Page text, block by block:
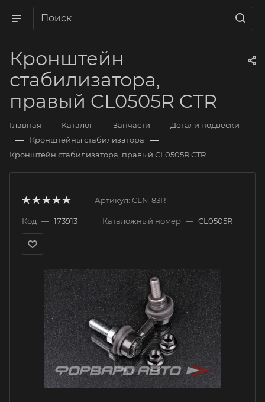
Кронштейн
стабилизатора,
правый CL0505R CTR
Главная — Каталог — Запчасти — Детали подвески
— Кронштейны стабилизатора —
Кронштейн стабилизатора, правый CL0505R CTR
Артикул: CLN-83R
Код — 173913 Каталожный номер — CL0505R